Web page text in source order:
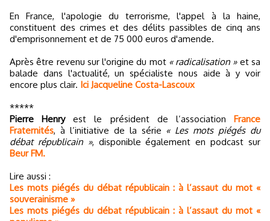
En France, l'apologie du terrorisme, l'appel à la haine,
constituent des crimes et des délits passibles de cinq ans
d'emprisonnement et de 75 000 euros d'amende.
Après être revenu sur l'origine du mot « radicalisation »et sa
balade dans l'actualité, un spécialiste nous aide à y voir
encore plus clair. Ici Jacqueline Costa-Lascoux
*****
Pierre Henryest le président de l’associationFrance
Fraternités, à l’initiative de la série « Les mots piégés du
débat républicain », disponible également en podcast sur
Beur FM.
Lire aussi :
Les mots piégés du débat républicain : à l’assaut du mot «
souverainisme »
Les mots piégés du débat républicain : à l’assaut du mot «